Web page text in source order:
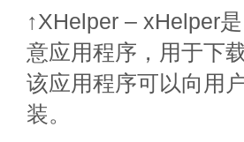
↑XHelper – xHelper
意应用程序，用于下
该应用程序可以向用
装。